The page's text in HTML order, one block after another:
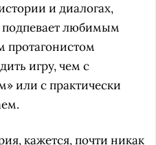
и диалогах,
подпевает любимым
протагонистом
игру, чем с
или с практически
кажется, почти никак